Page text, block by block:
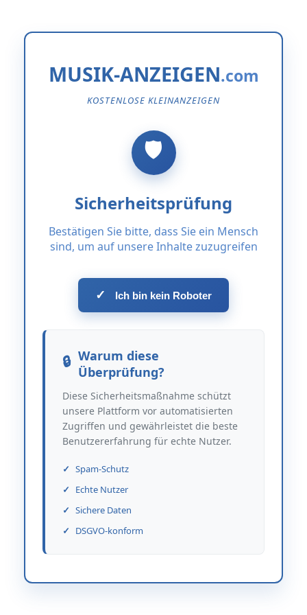
MUSIK-ANZEIGEN
KOSTENLOSE KLEINANZEIGEN
Sicherheitsprüfung
Bestätigen Sie bitte, dass Sie ein Mensch
sind, um auf unsere Inhalte zuzugreifen
✓ Ich bin kein Roboter
Warum diese
Überprüfung?
Diese Sicherheitsmaßnahme schützt
unsere Plattform vor automatisierten
Zugriffen und gewährleistet die beste
Benutzererfahrung für echte Nutzer.
Spam-Schutz
Echte Nutzer
Sichere Daten
DSGVO-konform